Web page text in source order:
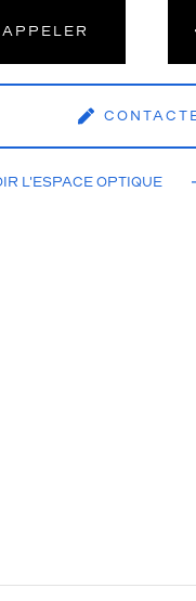
APPELER
L'ESPACE OPTIQUE